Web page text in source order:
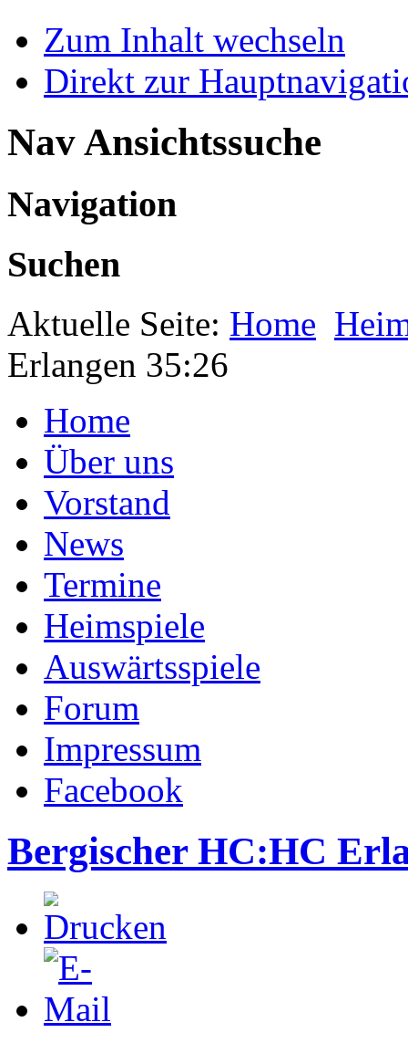
Zum Inhalt wechseln
Direkt zur
Nav Ansichtssuche
Navigation
Suchen
Aktuelle Seite: Home
Erlangen 35:26
Home
Über uns
Vorstand
News
Termine
Heimspiele
Auswärtsspiele
Forum
Impressum
Facebook
Bergischer HC:HC